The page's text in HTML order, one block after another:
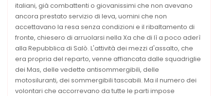
italiani, già combattenti o giovanissimi che non avevano
ancora prestato servizio di leva, uomini che non
accettavano la resa senza condizioni e il ribaltamento di
fronte, chiesero di arruolarsi nella Xa che di lì a poco aderì
alla Repubblica di Salò. L'attività dei mezzi d'assalto, che
era propria del reparto, venne affiancata dalle squadriglie
dei Mas, delle vedette antisommergibili, delle
motosiluranti, dei sommergibili tascabili. Ma il numero dei
volontari che accorrevano da tutte le parti impose